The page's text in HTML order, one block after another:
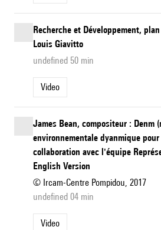
Recherche et Développement,
Louis Giavitto
undefined 50 min
Video
James Bean, compositeur : Denm
environnementale dyanmique
collaboration avec l'équipe
English Version
© Ircam-Centre Pompidou, 2017
undefined 04 min
Video